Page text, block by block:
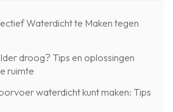
Waterdicht te Maken tegen
droog? Tips en oplossingen
ruimte
waterdicht kunt maken: Tips